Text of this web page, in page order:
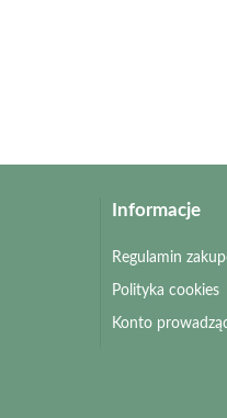
Informacje
Regulamin
Polityka cookies
Konto